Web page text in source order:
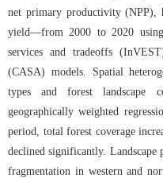
net primary productivity (NPP),
yield—from 2000 to 2020 using
services and tradeoffs
(CASA) models. Spatial
types and forest landscape
geographically weighted
period, total forest coverage
declined significantly. Landscape
fragmentation in western and